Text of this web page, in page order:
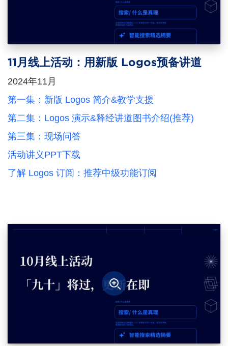
11月线上活动：用新版 Logos预备讲道
2024年11月
第一集：新版 Logos 简介&教学支援
第二集：Logos 演示&释经讲道图书介绍(推荐)
第三集：现场问答
活动讲义PPT下载
了解 Logos 订阅：推荐中级功能订阅